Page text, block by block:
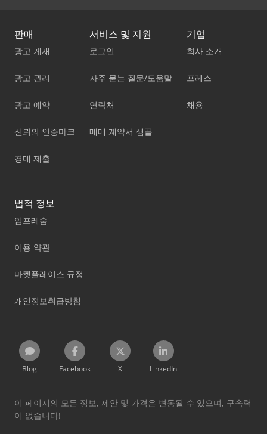
판매
광고 게재
광고 관리
광고 예약
신뢰의 인증마크
경매 제출
서비스 및 지원
로그인
자주 묻는 질문/도움말
연락처
매매 계약서 샘플
기업
회사 소개
프레스
채용
법적 정보
임프레숨
이용 약관
마켓플레이스 규정
개인정보취급방침
Blog Facebook X LinkedIn
이 페이지의 모든 정보, 제안 및 가격은 변동될 수 있으며, 구속력
이 없습니다!